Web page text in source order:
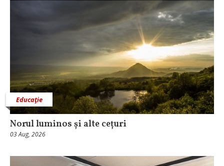
Educaţie
Norul luminos și alte cețuri
03 Aug, 2026